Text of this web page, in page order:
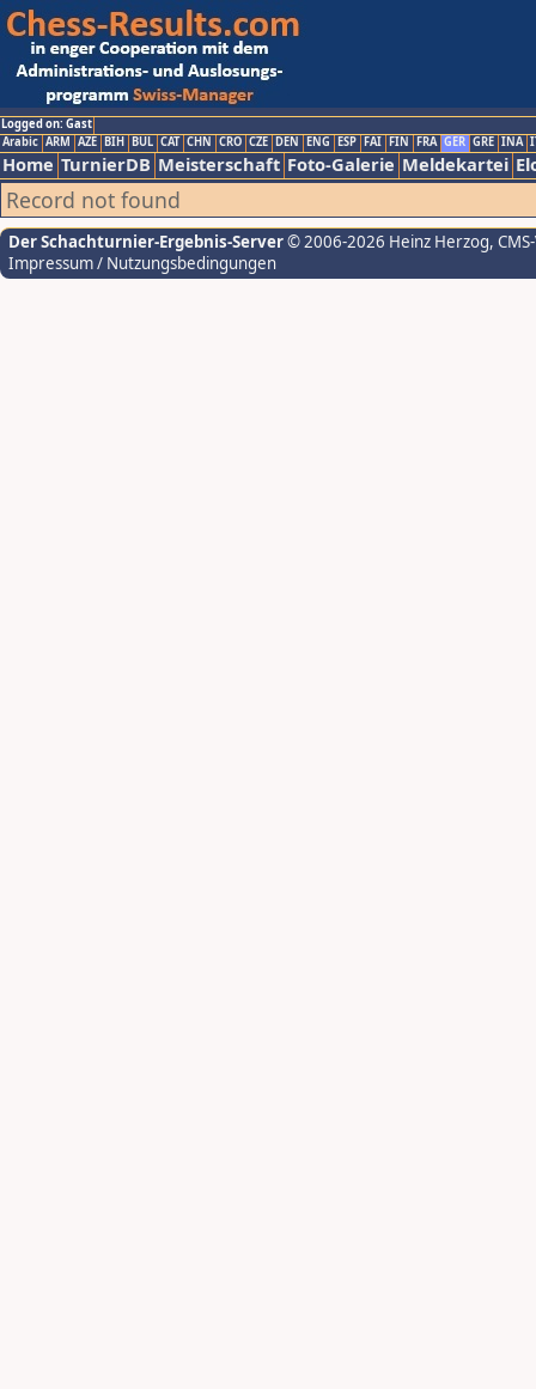
Logged on: Gast
Arabic ARM AZE BIH BUL CAT CHN CRO CZE DEN ENG ESP FAI FIN FRA GER GRE INA
Home TurnierDB Meisterschaft Foto-Galerie Meldekartei
Record not found
Der Schachturnier-Ergebnis-Server© 2006-2026 Heinz Herzog,
Impressum / Nutzungsbedingungen